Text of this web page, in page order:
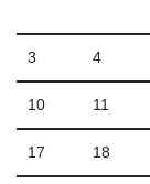
3 4
10 11
17 18